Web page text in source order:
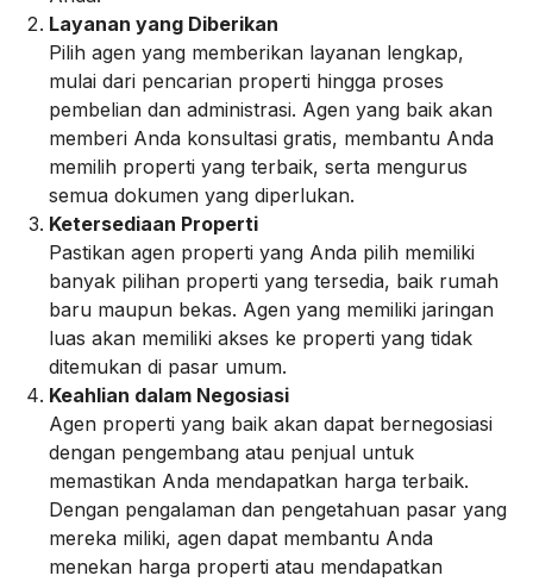
Layanan yang Diberikan
Pilih agen yang memberikan layanan lengkap,
mulai dari pencarian properti hingga proses
pembelian dan administrasi. Agen yang baik akan
memberi Anda konsultasi gratis, membantu Anda
memilih properti yang terbaik, serta mengurus
semua dokumen yang diperlukan.
Ketersediaan Properti
Pastikan agen properti yang Anda pilih memiliki
banyak pilihan properti yang tersedia, baik rumah
baru maupun bekas. Agen yang memiliki jaringan
luas akan memiliki akses ke properti yang tidak
ditemukan di pasar umum.
Keahlian dalam Negosiasi
Agen properti yang baik akan dapat bernegosiasi
dengan pengembang atau penjual untuk
memastikan Anda mendapatkan harga terbaik.
Dengan pengalaman dan pengetahuan pasar yang
mereka miliki, agen dapat membantu Anda
menekan harga properti atau mendapatkan